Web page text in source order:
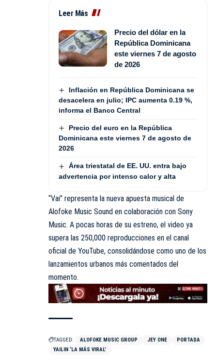
Leer Más
Precio del dólar en la
República Dominicana
este viernes 7 de agosto
de 2026
Inflación en República Dominicana se
desacelera en julio; IPC aumenta 0.19 %,
informa el Banco Central
Precio del euro en la República
Dominicana este viernes 7 de agosto de
2026
Área triestatal de EE. UU. entra bajo
advertencia por intenso calor y alta
“Vai” representa la nueva apuesta musical de
Alofoke Music Sound en colaboración con Sony
Music. A pocas horas de su estreno, el video ya
supera las 250,000 reproducciones en el canal
oficial de YouTube, consolidándose como uno de los
lanzamientos urbanos más comentados del
momento.
TAGGED: ALOFOKE MUSIC GROUP JEY ONE
PORTADA
YAILIN ‘LA MÁS VIRAL’